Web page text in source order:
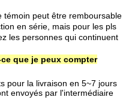
témoin peut être remboursable
en série, mais pour les pls
les personnes qui continuent
que je peux compter
pour la livraison en 5~7 jours
envoyés par l'intermédiaire